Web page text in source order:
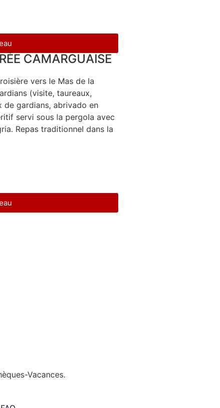
CAMARGUAISE
vers le Mas de la
(visite, taureaux,
de gardians, abrivado en
servi sous la pergola avec
Repas traditionnel dans la
Vacances.